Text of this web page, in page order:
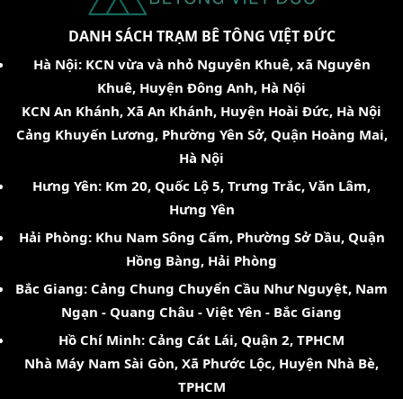
DANH SÁCH TRẠM BÊ TÔNG VIỆT ĐỨC
Hà Nội: KCN vừa và nhỏ Nguyên Khuê, xã Nguyên
Khuê, Huyện Đông Anh, Hà Nội
KCN An Khánh, Xã An Khánh, Huyện Hoài Đức, Hà Nội
Cảng Khuyến Lương, Phường Yên Sở, Quận Hoàng Mai,
Hà Nội
Hưng Yên: Km 20, Quốc Lộ 5, Trưng Trắc, Văn Lâm,
Hưng Yên
Hải Phòng: Khu Nam Sông Cấm, Phường Sở Dầu, Quận
Hồng Bàng, Hải Phòng
Bắc Giang: Cảng Chung Chuyển Cầu Như Nguyệt, Nam
Ngạn - Quang Châu - Việt Yên - Bắc Giang
Hồ Chí Minh: Cảng Cát Lái, Quận 2, TPHCM
Nhà Máy Nam Sài Gòn, Xã Phước Lộc, Huyện Nhà Bè,
TPHCM